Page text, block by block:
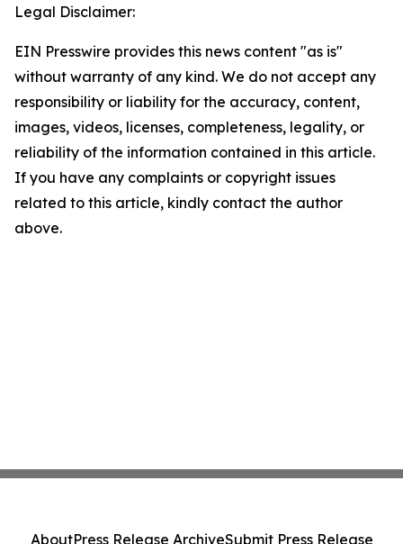
Legal Disclaimer:
EIN Presswire provides this news content "as is"
without warranty of any kind. We do not accept any
responsibility or liability for the accuracy, content,
images, videos, licenses, completeness, legality, or
reliability of the information contained in this article.
If you have any complaints or copyright issues
related to this article, kindly contact the author
above.
AboutPress Release ArchiveSubmit Press Release